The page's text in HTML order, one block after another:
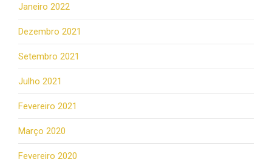
Janeiro 2022
Dezembro 2021
Setembro 2021
Julho 2021
Fevereiro 2021
Março 2020
Fevereiro 2020